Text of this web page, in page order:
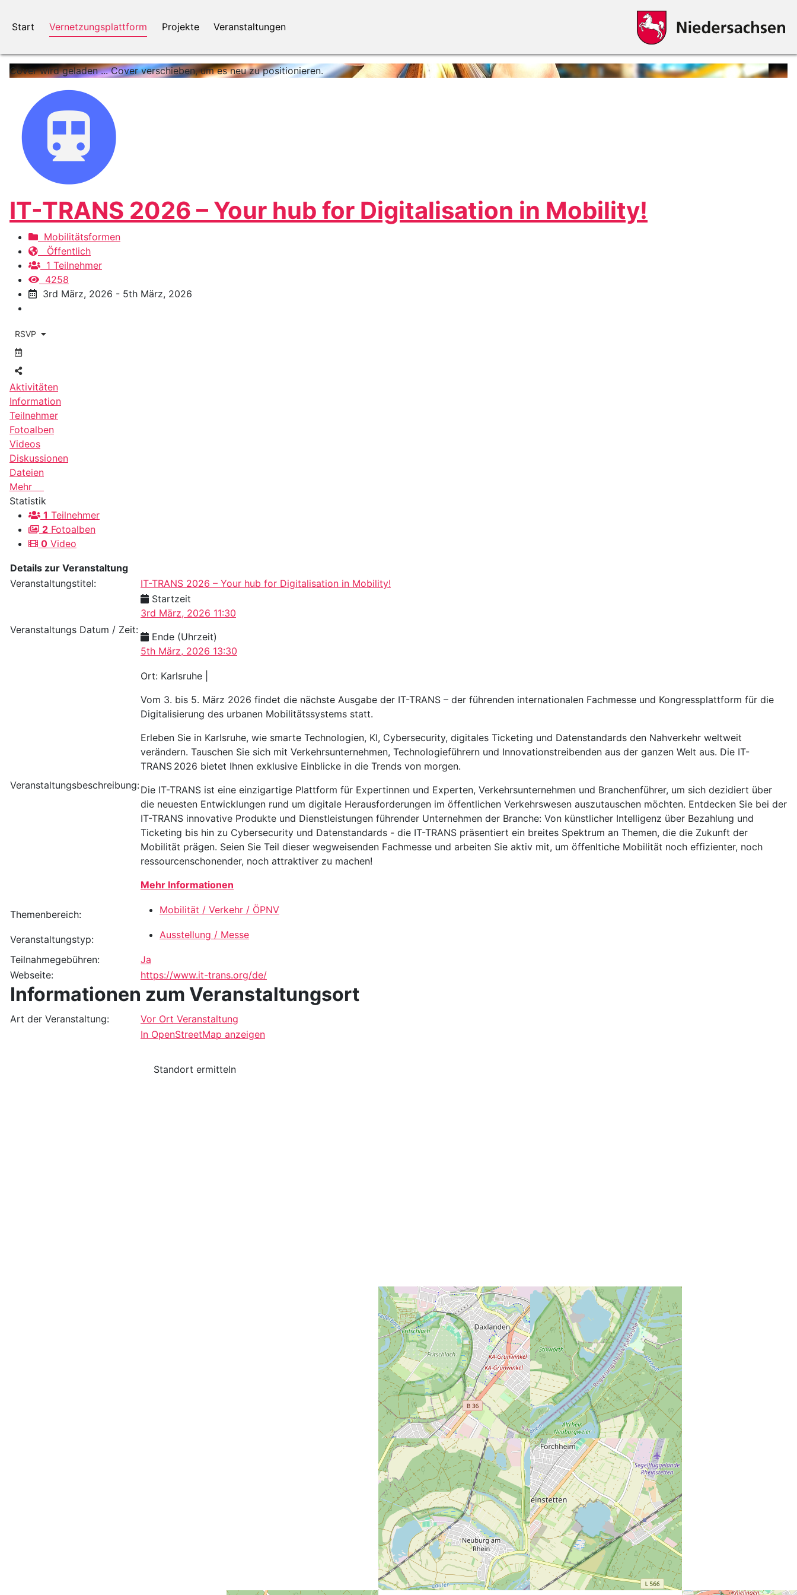
Start Vernetzungsplattform Projekte Veranstaltungen
Cover wird geladen ... Cover verschieben, um es neu zu positionieren.
IT-TRANS 2026 – Your hub for Digitalisation in Mobility!
Mobilitätsformen
Öffentlich
1 Teilnehmer
4258
3rd März, 2026 - 5th März, 2026
RSVP
Aktivitäten
Information
Teilnehmer
Fotoalben
Videos
Diskussionen
Dateien
Mehr
Statistik
1 Teilnehmer
2 Fotoalben
0 Video
Details zur Veranstaltung
Veranstaltungstitel:
IT-TRANS 2026 – Your hub for Digitalisation in Mobility!
Veranstaltungs Datum / Zeit:
Startzeit
3rd März, 2026 11:30
Ende (Uhrzeit)
5th März, 2026 13:30
Veranstaltungsbeschreibung:
Ort: Karlsruhe |
Vom 3. bis 5. März 2026 findet die nächste Ausgabe der IT-TRANS – der führenden internationalen Fachmesse und Kongressplattform für die
Digitalisierung des urbanen Mobilitätssystems statt.
Erleben Sie in Karlsruhe, wie smarte Technologien, KI, Cybersecurity, digitales Ticketing und Datenstandards den Nahverkehr weltweit
verändern. Tauschen Sie sich mit Verkehrsunternehmen, Technologieführern und Innovationstreibenden aus der ganzen Welt aus. Die IT-
TRANS 2026 bietet Ihnen exklusive Einblicke in die Trends von morgen.
Die IT-TRANS ist eine einzigartige Plattform für Expertinnen und Experten, Verkehrsunternehmen und Branchenführer, um sich dezidiert über
die neuesten Entwicklungen rund um digitale Herausforderungen im öffentlichen Verkehrswesen auszutauschen möchten. Entdecken Sie bei der
IT-TRANS innovative Produkte und Dienstleistungen führender Unternehmen der Branche: Von künstlicher Intelligenz über Bezahlung und
Ticketing bis hin zu Cybersecurity und Datenstandards - die IT-TRANS präsentiert ein breites Spektrum an Themen, die die Zukunft der
Mobilität prägen. Seien Sie Teil dieser wegweisenden Fachmesse und arbeiten Sie aktiv mit, um öffenltiche Mobilität noch effizienter, noch
ressourcenschonender, noch attraktiver zu machen!
Mehr Informationen
Themenbereich: Mobilität / Verkehr / ÖPNV
Veranstaltungstyp: Ausstellung / Messe
Teilnahmegebühren:
Ja
Webseite:
https://www.it-trans.org/de/
Informationen zum Veranstaltungsort
Art der Veranstaltung: Vor Ort Veranstaltung
In OpenStreetMap anzeigen
Standort ermitteln